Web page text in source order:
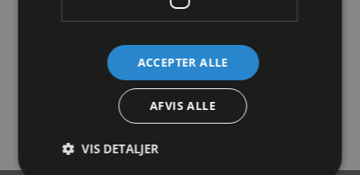
JR Farm Grainless Rübli
Sticks 100g
Ozami klosaks 8.7x5x0.7cm
52,00
ACCEPTER ALLE
AFVIS ALLE
VIS DETALJER